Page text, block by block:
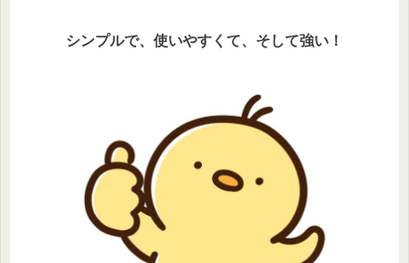
シンプルで、使いやすくて、そして強い！